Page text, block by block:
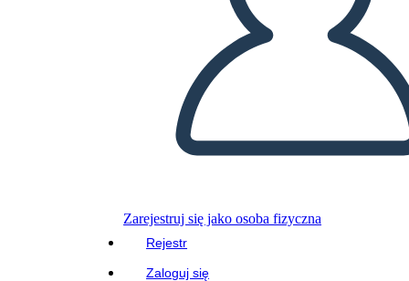
Zarejestruj się jako osoba fizyczna
Rejestr
Zaloguj się